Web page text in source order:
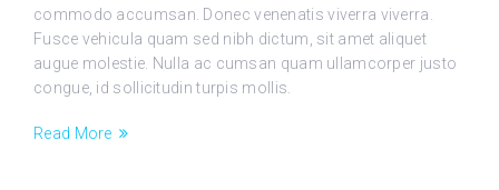
commodo accumsan. Donec venenatis viverra viverra.
Fusce vehicula quam sed nibh dictum, sit amet aliquet
augue molestie. Nulla ac cumsan quam ullamcorper justo
congue, id sollicitudin turpis mollis.
Read More